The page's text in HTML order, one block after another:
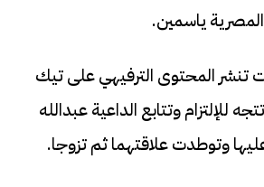
ياسمين.
تنشر المحتوى الترفيهي على تيك
للإلتزام وتتابع الداعية عبدالله
وتوطدت علاقتهما ثم تزوجا.